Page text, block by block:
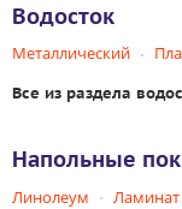
Водосток
Металлический
Все из раздела
Напольные
Линолеум Ламинат